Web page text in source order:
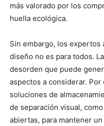
más valorado por los
huella ecológica.
Sin embargo, los
diseño no es para todos.
desorden que puede
aspectos a considerar.
soluciones de
de separación visual,
abiertas, para mantener